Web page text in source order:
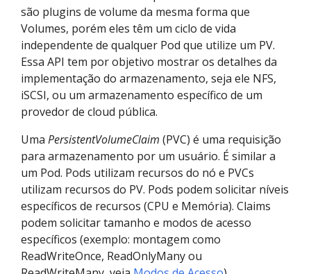
são plugins de volume da mesma forma que
Volumes, porém eles têm um ciclo de vida
independente de qualquer Pod que utilize um PV.
Essa API tem por objetivo mostrar os detalhes da
implementação do armazenamento, seja ele NFS,
iSCSI, ou um armazenamento específico de um
provedor de cloud pública.
Uma PersistentVolumeClaim (PVC) é uma requisição
para armazenamento por um usuário. É similar a
um Pod. Pods utilizam recursos do nó e PVCs
utilizam recursos do PV. Pods podem solicitar níveis
específicos de recursos (CPU e Memória). Claims
podem solicitar tamanho e modos de acesso
específicos (exemplo: montagem como
ReadWriteOnce, ReadOnlyMany ou